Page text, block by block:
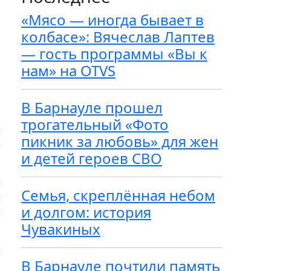
«Мясо — иногда бывает в
колбасе»: Вячеслав Лаптев
— гость программы «Вы к
нам» на OTVS
В Барнауле прошел
трогательный «Фото
пикник за любовь» для жен
и детей героев СВО
Семья, скреплённая небом
и долгом: история
Чувакиных
В Барнауле почтили память